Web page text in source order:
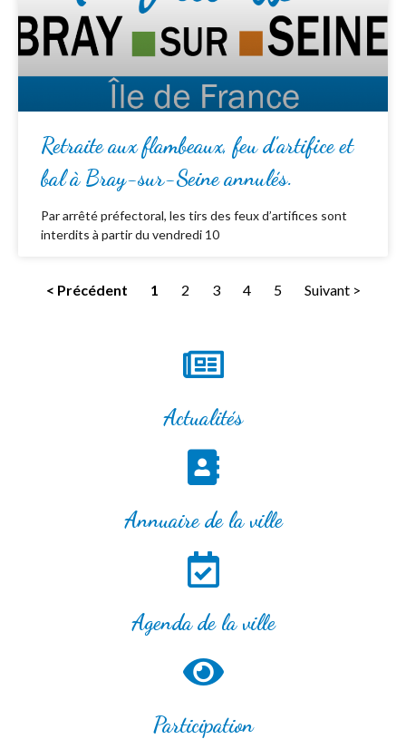
Retraite aux flambeaux, feu d’artifice et
bal à Bray-sur-Seine annulés.
Par arrêté préfectoral, les tirs des feux d’artifices sont
interdits à partir du vendredi 10
< Précédent 1 2 3 4 5 Suivant >
Actualités
Annuaire de la ville
Agenda de la ville
Participation